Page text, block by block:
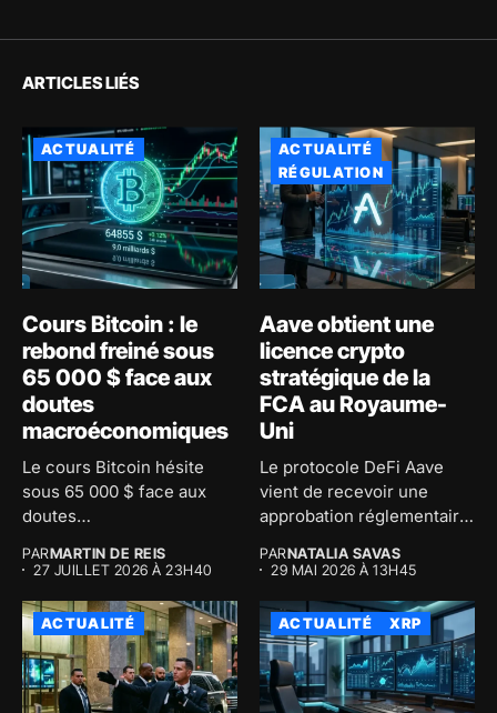
ARTICLES LIÉS
ACTUALITÉ
Cours Bitcoin : le
rebond freiné sous
65 000 $ face aux
doutes
macroéconomiques
Le cours Bitcoin hésite
sous 65 000 $ face aux
doutes
PARMARTIN DE REIS
27 JUILLET 2026 À 23H40
ACTUALITÉ
RÉGULATION
Aave obtient une
licence crypto
stratégique de la
FCA au Royaume-
Uni
Le protocole DeFi Aave
vient de recevoir une
approbation réglementaire
PARNATALIA SAVAS
29 MAI 2026 À 13H45
ACTUALITÉ ACTUALITÉ XRP